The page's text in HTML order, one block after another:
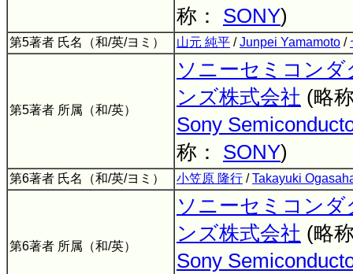
称： SONY)
第5著者 氏名（和/英/ヨミ） 山元 純平 /Junpei Yamamoto /
第5著者 所属（和/英）
ソニーセミコン
ンズ株式会社 (略
Sony
称： SONY)
第6著者 氏名（和/英/ヨミ） 小笠原 隆行 /Takayuki
第6著者 所属（和/英）
ソニーセミコン
ンズ株式会社 (略
Sony